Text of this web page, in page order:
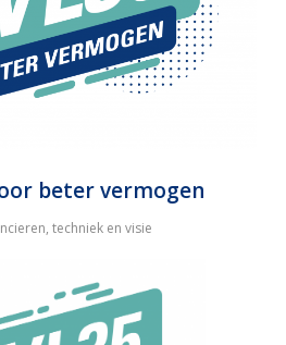
beter vermogen
techniek en visie